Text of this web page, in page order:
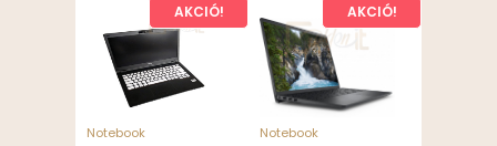
AKCIÓ!
Notebook
AKCIÓ!
Notebook